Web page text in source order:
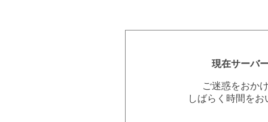
現在サーバ
ご迷惑をおか
しばらく時間を